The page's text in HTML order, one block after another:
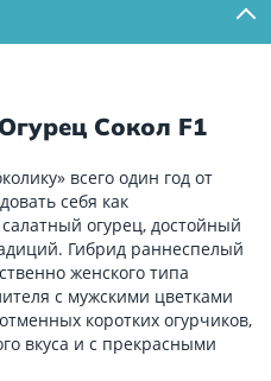
Сокол F1
всего один год от
себя как
огурец, достойный
Гибрид раннеспелый
женского типа
с мужскими цветками
коротких огурчиков,
вкуса и с прекрасными